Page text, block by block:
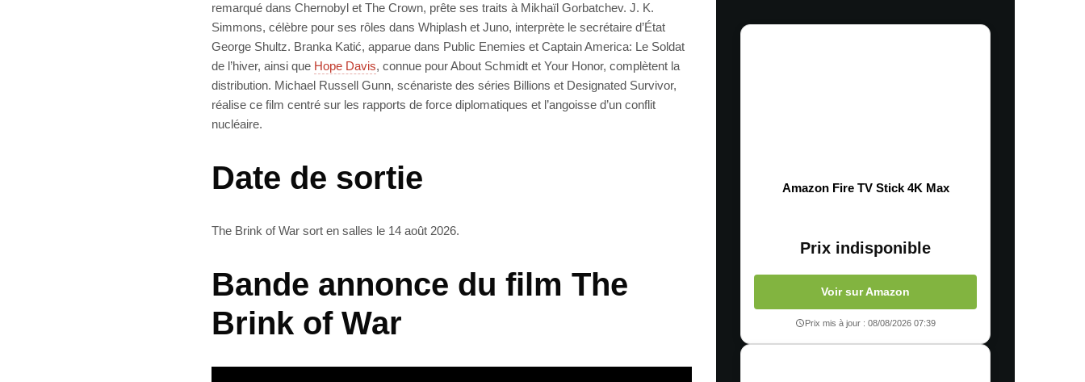
remarqué dans Chernobyl et The Crown, prête ses traits à Mikhaïl Gorbatchev. J. K.
Simmons, célèbre pour ses rôles dans Whiplash et Juno, interprète le secrétaire d’État
George Shultz. Branka Katić, apparue dans Public Enemies et Captain America: Le Soldat
de l’hiver, ainsi que Hope Davis, connue pour About Schmidt et Your Honor, complètent la
distribution. Michael Russell Gunn, scénariste des séries Billions et Designated Survivor,
réalise ce film centré sur les rapports de force diplomatiques et l’angoisse d’un conflit
nucléaire.
Date de sortie
The Brink of War sort en salles le 14 août 2026.
Bande annonce du film The
Brink of War
Amazon Fire TV Stick 4K Max
Prix indisponible
Voir sur Amazon
Prix mis à jour : 08/08/2026 07:39